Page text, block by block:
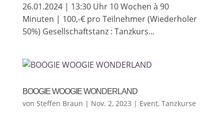
26.01.2024 | 13:30 Uhr 10 Wochen à 90
Minuten | 100,-€ pro Teilnehmer (Wiederholer
50%) Gesellschaftstanz : Tanzkurs...
BOOGIE WOOGIE WONDERLAND
von Steffen Braun | Nov. 2, 2023 | Event, Tanzkurse